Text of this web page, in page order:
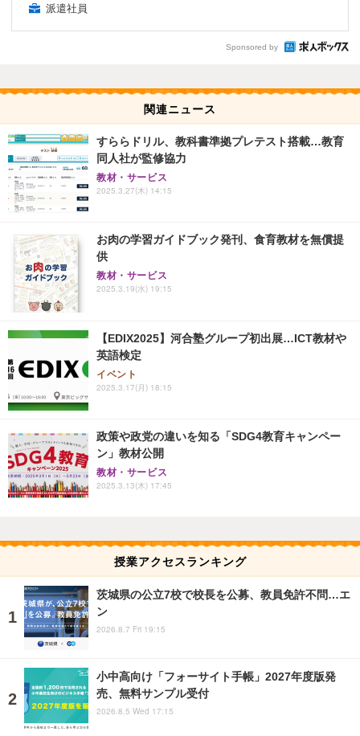
派遣社員
Sponsored by
関連ニュース
すららドリル、教科書準拠プレテスト搭載…教育
同人社が監修協力
教材・サービス
2025.3.27(木) 14:15
お肉の学習ガイドブック発刊、食育教材を無償提
供
教材・サービス
2025.3.19(水) 19:15
【EDIX2025】河合塾グループ初出展…ICT教材や
英語検定
イベント
2025.3.17(月) 18:15
政策や政党の違いを知る「SDG4教育キャンペー
ン」教材公開
教材・サービス
2025.3.13(木) 17:45
授業アクセスランキング
茨城県の公立7校で校長を公募、教員免許不問…エ
ン
2026.8.7 Fri 19:15
小中高向け「フォーサイト手帳」2027年度版発
売、無料サンプル受付
2026.8.5 Wed 17:15